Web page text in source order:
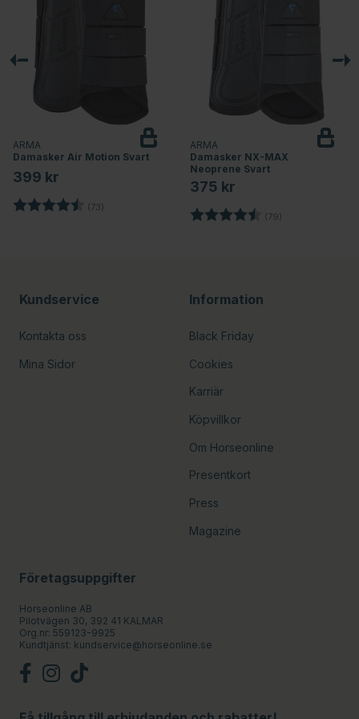
ARMA
Damasker Air Motion Svart
399 kr
Betyg: (73)
ARMA
Damasker NX-MAX
Neoprene Svart
375 kr
Betyg: (79)
Kundservice
Kontakta oss
Mina Sidor
Information
Black Friday
Cookies
Karriär
Köpvillkor
Om Horseonline
Presentkort
Press
Magazine
Företagsuppgifter
Horseonline AB
Pilotvägen 30, 392 41 KALMAR
Org.nr: 559123-9925
Kundtjänst: kundservice@horseonline.se